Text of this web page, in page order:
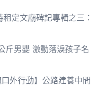
租定文廟碑記專輯之三：
斤男嬰 激動落淚孩子名
外行動】公路建養中間